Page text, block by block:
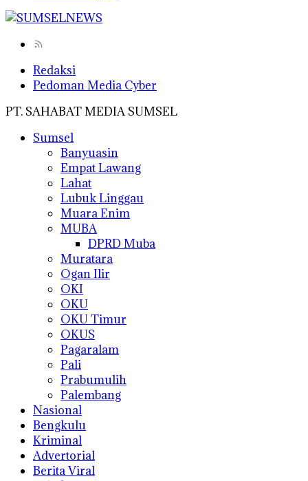
Redaksi
Pedoman Media Cyber
PT. SAHABAT MEDIA SUMSEL
Sumsel
Banyuasin
Empat Lawang
Lahat
Lubuk Linggau
Muara Enim
MUBA
DPRD Muba
Muratara
Ogan Ilir
OKI
OKU
OKU Timur
OKUS
Pagaralam
Pali
Prabumulih
Palembang
Nasional
Bengkulu
Kriminal
Advertorial
Berita Viral